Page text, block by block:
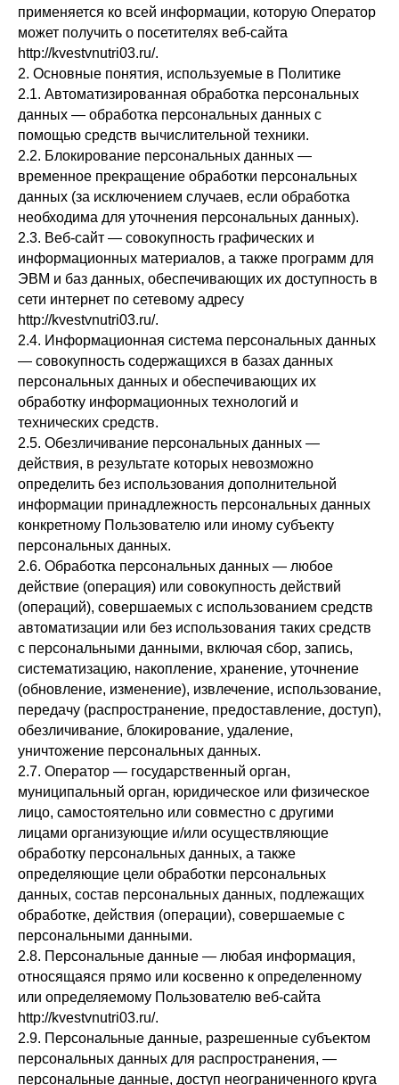
применяется ко всей информации, которую Оператор
может получить о посетителях веб-сайта
http://kvestvnutri03.ru/.
2. Основные понятия, используемые в Политике
2.1. Автоматизированная обработка персональных
данных — обработка персональных данных с
помощью средств вычислительной техники.
2.2. Блокирование персональных данных —
временное прекращение обработки персональных
данных (за исключением случаев, если обработка
необходима для уточнения персональных данных).
2.3. Веб-сайт — совокупность графических и
информационных материалов, а также программ для
ЭВМ и баз данных, обеспечивающих их доступность в
сети интернет по сетевому адресу
http://kvestvnutri03.ru/.
2.4. Информационная система персональных данных
— совокупность содержащихся в базах данных
персональных данных и обеспечивающих их
обработку информационных технологий и
технических средств.
2.5. Обезличивание персональных данных —
действия, в результате которых невозможно
определить без использования дополнительной
информации принадлежность персональных данных
конкретному Пользователю или иному субъекту
персональных данных.
2.6. Обработка персональных данных — любое
действие (операция) или совокупность действий
(операций), совершаемых с использованием средств
автоматизации или без использования таких средств
с персональными данными, включая сбор, запись,
систематизацию, накопление, хранение, уточнение
(обновление, изменение), извлечение, использование,
передачу (распространение, предоставление, доступ),
обезличивание, блокирование, удаление,
уничтожение персональных данных.
2.7. Оператор — государственный орган,
муниципальный орган, юридическое или физическое
лицо, самостоятельно или совместно с другими
лицами организующие и/или осуществляющие
обработку персональных данных, а также
определяющие цели обработки персональных
данных, состав персональных данных, подлежащих
обработке, действия (операции), совершаемые с
персональными данными.
2.8. Персональные данные — любая информация,
относящаяся прямо или косвенно к определенному
или определяемому Пользователю веб-сайта
http://kvestvnutri03.ru/.
2.9. Персональные данные, разрешенные субъектом
персональных данных для распространения, —
персональные данные, доступ неограниченного круга